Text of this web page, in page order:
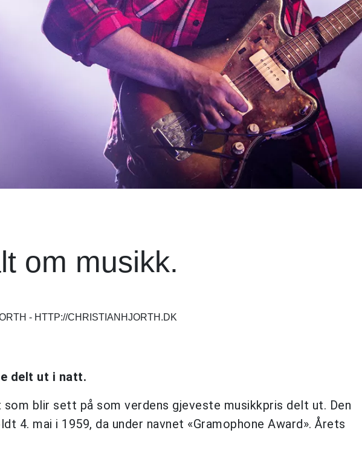
om musikk.
- HTTP://CHRISTIANHJORTH.DK
delt ut i natt.
blir sett på som verdens gjeveste musikkpris delt ut. Den
4. mai i 1959, da under navnet «Gramophone Award». Årets